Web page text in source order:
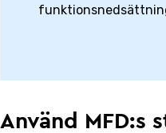
Använd MFD:s